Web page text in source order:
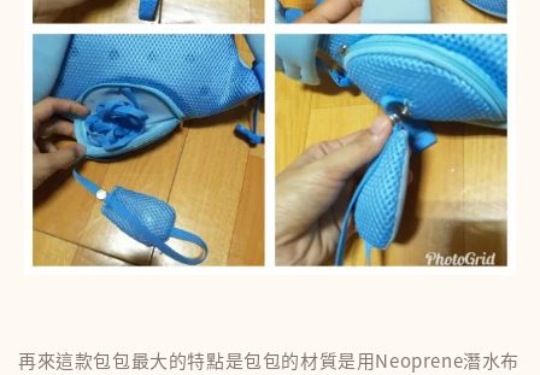
再來這款包包最大的特點是包包的材質是用Neoprene潛水布